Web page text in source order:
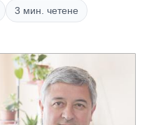
3 мин. четене